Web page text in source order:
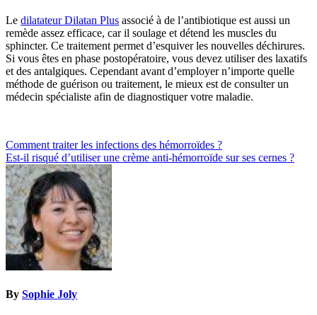
Le dilatateur Dilatan Plus associé à de l’antibiotique est aussi un
remède assez efficace, car il soulage et détend les muscles du
sphincter. Ce traitement permet d’esquiver les nouvelles déchirures.
Si vous êtes en phase postopératoire, vous devez utiliser des laxatifs
et des antalgiques. Cependant avant d’employer n’importe quelle
méthode de guérison ou traitement, le mieux est de consulter un
médecin spécialiste afin de diagnostiquer votre maladie.
Navigation
de
l’article
Comment traiter les infections des hémorroïdes ?
Est-il risqué d’utiliser une crème anti-hémorroïde sur ses cernes ?
By Sophie Joly